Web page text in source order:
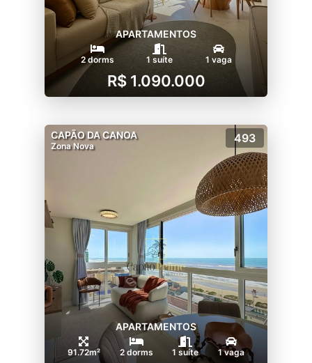
APARTAMENTOS
2 dorms 1 suíte 1 vaga
R$ 1.090.000
CAPÃO DA CANOA
Zona Nova
493
APARTAMENTOS
91.72m² 2 dorms 1 suíte 1 vaga